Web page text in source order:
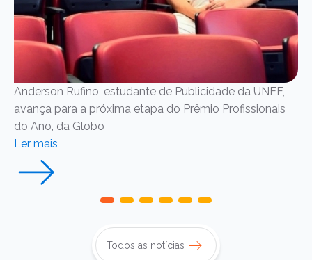
Anderson Rufino, estudante de Publicidade da UNEF,
avança para a próxima etapa do Prêmio Profissionais
do Ano, da Globo
Ler mais
Todos as notícias